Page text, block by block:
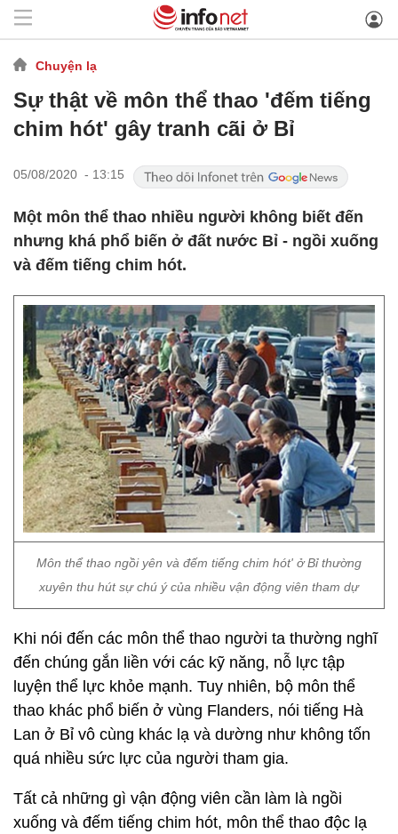
Chuyện lạ
Sự thật về môn thể thao 'đếm tiếng
chim hót' gây tranh cãi ở Bỉ
05/08/2020 - 13:15
Một môn thể thao nhiều người không biết đến
nhưng khá phổ biến ở đất nước Bỉ - ngồi xuống
và đếm tiếng chim hót.
Môn thể thao ngồi yên và đếm tiếng chim hót' ở Bỉ thường
xuyên thu hút sự chú ý của nhiều vận động viên tham dự
Khi nói đến các môn thể thao người ta thường nghĩ
đến chúng gắn liền với các kỹ năng, nỗ lực tập
luyện thể lực khỏe mạnh. Tuy nhiên, bộ môn thể
thao khác phổ biến ở vùng Flanders, nói tiếng Hà
Lan ở Bỉ vô cùng khác lạ và dường như không tốn
quá nhiều sức lực của người tham gia.
Tất cả những gì vận động viên cần làm là ngồi
xuống và đếm tiếng chim hót, môn thể thao độc lạ